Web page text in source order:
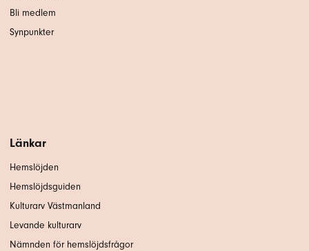
Bli medlem
Synpunkter
Länkar
Hemslöjden
Hemslöjdsguiden
Kulturarv Västmanland
Levande kulturarv
Nämnden för hemslöjdsfrågor